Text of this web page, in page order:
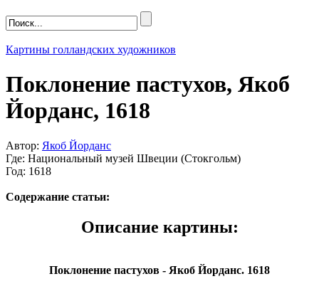
Картины голландских художников
Поклонение пастухов, Якоб
Йорданс, 1618
Автор: Якоб Йорданс
Где: Национальный музей Швеции (Стокгольм)
Год: 1618
Содержание статьи:
Описание картины:
Поклонение пастухов - Якоб Йорданс. 1618